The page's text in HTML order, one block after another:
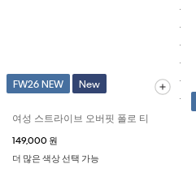
FW26 NEW New
여성 스트라이브 오버핏 폴로 티
149,000 원
더 많은 색상 선택 가능